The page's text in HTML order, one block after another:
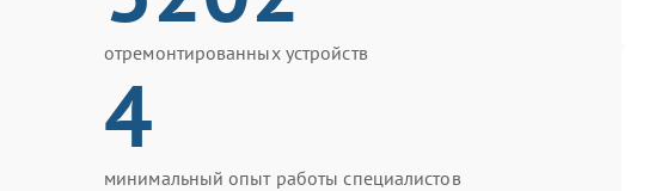
отремонтированных устройств
4
минимальный опыт работы специалистов